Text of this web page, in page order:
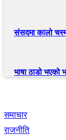
संसदमा कालो
भाषा ठाडो भएको
समाचार
राजनीति